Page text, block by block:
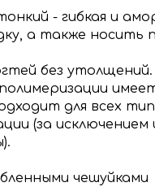
- гибкая и
а также носить
без утолщений.
полимеризации
для всех
(за исключением
чешуйками